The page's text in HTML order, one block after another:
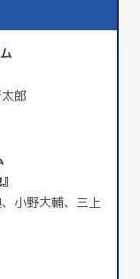
郎
小野大輔、三上